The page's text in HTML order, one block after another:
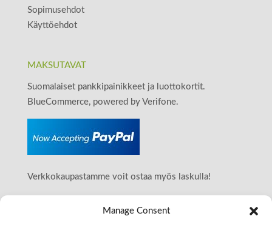
Manage Consent
Sopimusehdot
Käyttöehdot
MAKSUTAVAT
Suomalaiset pankkipainikkeet ja luottokortit.
BlueCommerce, powered by Verifone.
Verkkokaupastamme voit ostaa myös laskulla!